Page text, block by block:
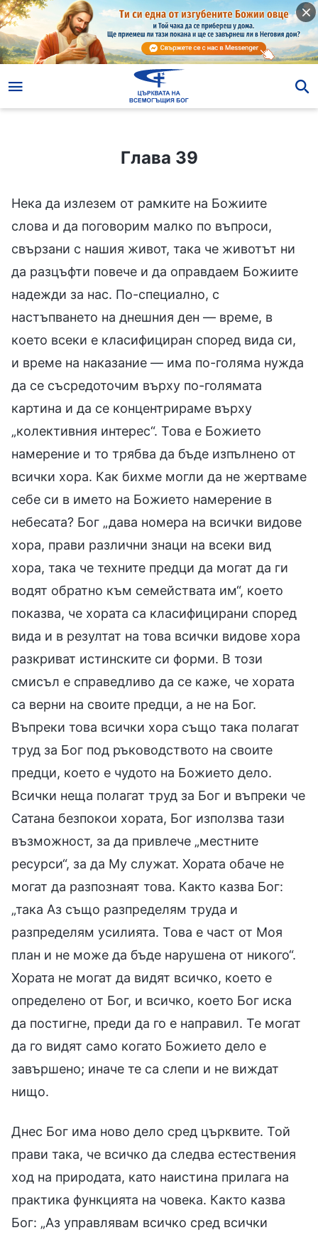
Глава 39
Нека да излезем от рамките на Божиите
слова и да поговорим малко по въпроси,
свързани с нашия живот, така че животът ни
да разцъфти повече и да оправдаем Божиите
надежди за нас. По-специално, с
настъпването на днешния ден — време, в
което всеки е класифициран според вида си,
и време на наказание — има по-голяма нужда
да се съсредоточим върху по-голямата
картина и да се концентрираме върху
„колективния интерес“. Това е Божието
намерение и то трябва да бъде изпълнено от
всички хора. Как бихме могли да не жертваме
себе си в името на Божието намерение в
небесата? Бог „дава номера на всички видове
хора, прави различни знаци на всеки вид
хора, така че техните предци да могат да ги
водят обратно към семействата им“, което
показва, че хората са класифицирани според
вида и в резултат на това всички видове хора
разкриват истинските си форми. В този
смисъл е справедливо да се каже, че хората
са верни на своите предци, а не на Бог.
Въпреки това всички хора също така полагат
труд за Бог под ръководството на своите
предци, което е чудото на Божието дело.
Всички неща полагат труд за Бог и въпреки че
Сатана безпокои хората, Бог използва тази
възможност, за да привлече „местните
ресурси“, за да Му служат. Хората обаче не
могат да разпознаят това. Както казва Бог:
„така Аз също разпределям труда и
разпределям усилията. Това е част от Моя
план и не може да бъде нарушена от никого“.
Хората не могат да видят всичко, което е
определено от Бог, и всичко, което Бог иска
да постигне, преди да го е направил. Те могат
да го видят само когато Божието дело е
завършено; иначе те са слепи и не виждат
нищо.
Днес Бог има ново дело сред църквите. Той
прави така, че всичко да следва естествения
ход на природата, като наистина прилага на
практика функцията на човека. Както казва
Бог: „Аз управлявам всичко сред всички